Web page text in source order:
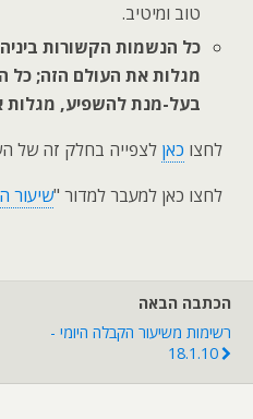
טוב ומיטיב.
כל הנשמות הקשורות
מגלות את העולם הזה; כל
בעל-מנת להשפיע, מגלות
לחצו כאן לצפייה בחלק זה של
לחצו כאן למעבר למדור "שיעור
הכתבה הבאה
רשימות משיעור הקבלה היומי -
18.1.10